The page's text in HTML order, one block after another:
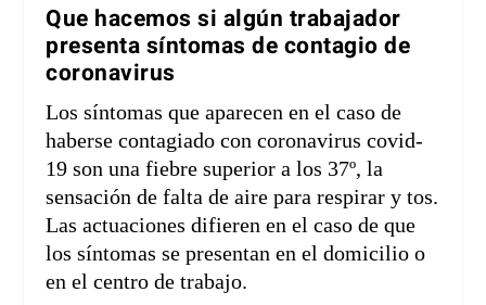
Que hacemos si algún trabajador
presenta síntomas de contagio de
coronavirus
Los síntomas que aparecen en el caso de
haberse contagiado con coronavirus covid-
19 son una fiebre superior a los 37º, la
sensación de falta de aire para respirar y tos.
Las actuaciones difieren en el caso de que
los síntomas se presentan en el domicilio o
en el centro de trabajo.